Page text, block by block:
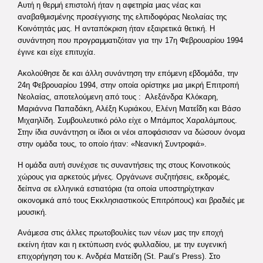
Αυτή η θερμή επιστολή ήταν η αφετηρία μιας νέας και
αναβαθμισμένης προσέγγισης της ελπιδοφόρας Νεολαίας της
Κοινότητάς μας. Η ανταπόκριση ήταν εξαιρετικά θετική. Η
συνάντηση που προγραμματιζόταν για την 17η Φεβρουαρίου 1994
έγινε και είχε επιτυχία.
Ακολούθησε δε και άλλη συνάντηση την επόμενη εβδομάδα, την
24η Φεβρουαρίου 1994, στην οποία ορίστηκε μια μικρή Επιτροπή
Νεολαίας, αποτελούμενη από τους : Αλεξάνδρα Κλόκαρη,
Μαριάννα Παπαδάκη, Αλέξη Κυριάκου, Ελένη Ματεΐδη και Βάσο
Μιχαηλίδη. Συμβουλευτικό ρόλο είχε ο Μπάμπος Χαραλάμπους.
Στην ίδια συνάντηση οι ίδιοι οι νέοι αποφάσισαν να δώσουν όνομα
στην ομάδα τους, το οποίο ήταν: «Νεανική Συντροφιά».
Η ομάδα αυτή συνέχισε τις συναντήσεις της στους Κοινοτικούς
χώρους για αρκετούς μήνες. Οργάνωνε συζητήσεις, εκδρομές,
δείπνα σε ελληνικά εστιατόρια (τα οποία υποστηρίχτηκαν
οικονομικά από τους Εκκλησιαστικούς Επιτρόπους) και βραδιές με
μουσική.
Ανάμεσα στις άλλες πρωτοβουλίες των νέων μας την εποχή
εκείνη ήταν και η εκτύπωση ενός φυλλαδίου, με την ευγενική
επιχορήγηση του κ. Ανδρέα Ματείδη (St. Paul’s Press). Στο